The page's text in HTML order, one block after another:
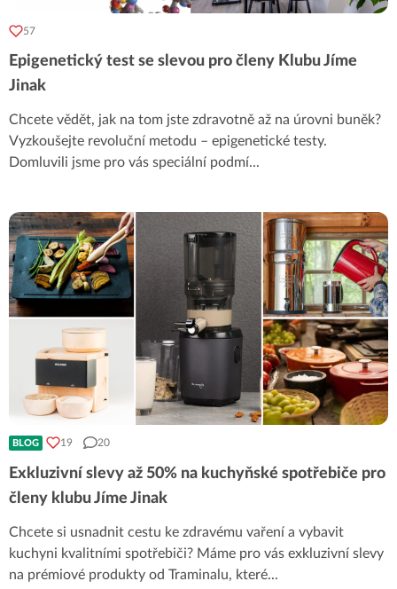
57
Epigenetický test se slevou pro členy Klubu Jíme
Jinak
Chcete vědět, jak na tom jste zdravotně až na úrovni buněk?
Vyzkoušejte revoluční metodu – epigenetické testy.
Domluvili jsme pro vás speciální podmí...
BLOG 19 20
Exkluzivní slevy až 50% na kuchyňské spotřebiče pro
členy klubu Jíme Jinak
Chcete si usnadnit cestu ke zdravému vaření a vybavit
kuchyni kvalitními spotřebiči? Máme pro vás exkluzivní slevy
na prémiové produkty od Traminalu, které...